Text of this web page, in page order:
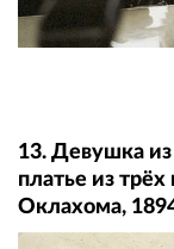
13. Девушка
платье из
Оклахома,